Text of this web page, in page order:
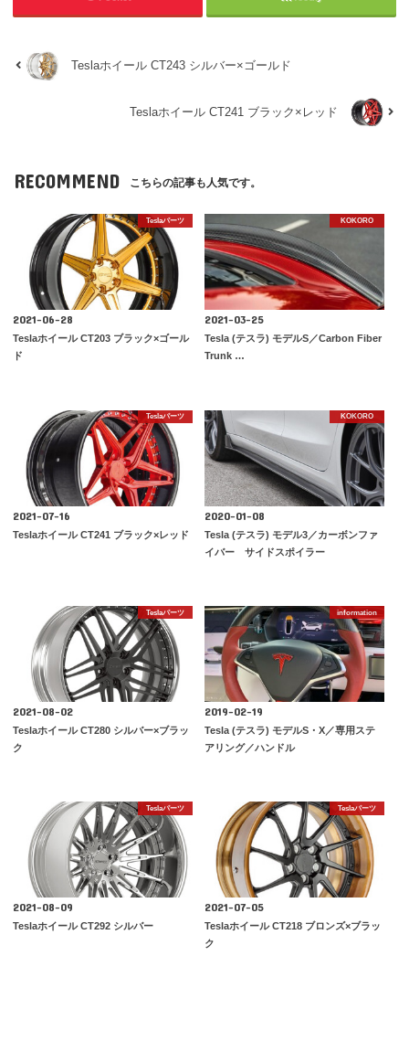
Teslaホイール CT243 シルバー×ゴールド
Teslaホイール CT241 ブラック×レッド
RECOMMEND こちらの記事も人気です。
Teslaパーツ
2021-06-28
Teslaホイール CT203 ブラック×ゴール
ド
KOKORO
2021-03-25
Tesla (テスラ) モデルS／Carbon Fiber
Trunk …
Teslaパーツ
2021-07-16
Teslaホイール CT241 ブラック×レッド
KOKORO
2020-01-08
Tesla (テスラ) モデル3／カーボンファ
イバー サイドスポイラー
Teslaパーツ
2021-08-02
Teslaホイール CT280 シルバー×ブラッ
ク
information
2019-02-19
Tesla (テスラ) モデルS・X／専用ステ
アリング／ハンドル
Teslaパーツ
2021-08-09
Teslaホイール CT292 シルバー
Teslaパーツ
2021-07-05
Teslaホイール CT218 ブロンズ×ブラッ
ク